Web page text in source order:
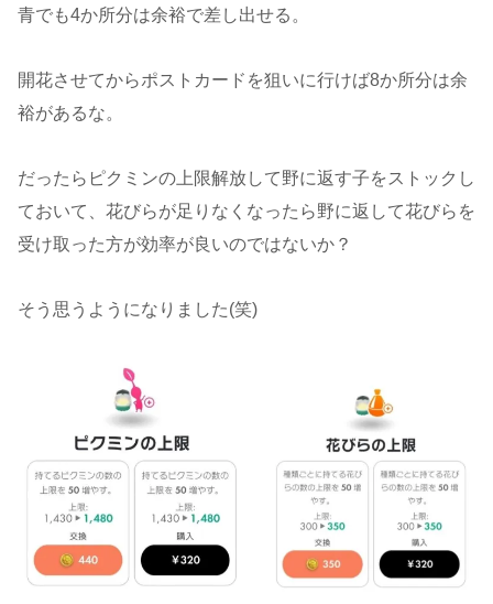
青でも4か所分は余裕で差し出せる。
開花させてからポストカードを狙いに行けば8か所分は余
裕があるな。
だったらピクミンの上限解放して野に返す子をストックし
ておいて、花びらが足りなくなったら野に返して花びらを
受け取った方が効率が良いのではないか？
そう思うようになりました(笑)